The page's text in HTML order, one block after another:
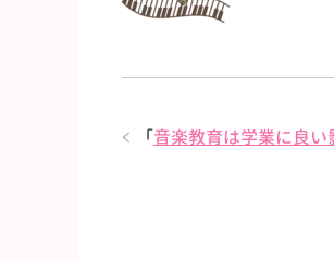
「音楽教育は学業に良